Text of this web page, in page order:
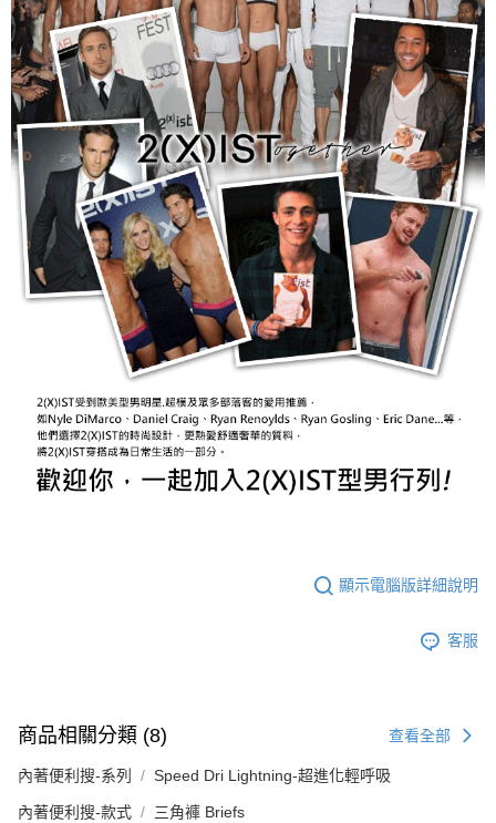
顯示電腦版詳細說明
客服
商品相關分類 (8) 查看全部
內著便利搜-系列 Speed Dri Lightning-超進化輕呼吸
內著便利搜-款式 三角褲 Briefs